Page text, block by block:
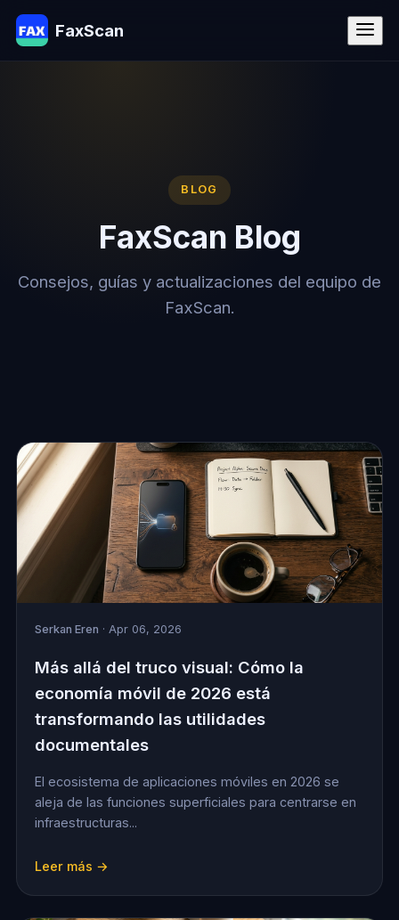
FaxScan
BLOG
FaxScan Blog
Consejos, guías y actualizaciones del equipo de
FaxScan.
Serkan Eren · Apr 06, 2026
Más allá del truco visual: Cómo la
economía móvil de 2026 está
transformando las utilidades
documentales
El ecosistema de aplicaciones móviles en 2026 se
aleja de las funciones superficiales para centrarse en
infraestructuras...
Leer más →